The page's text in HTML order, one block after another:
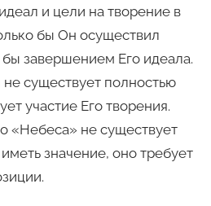
и цели на творение в
бы Он осуществил
завершением Его идеала.
существует полностью
участие Его творения.
«Небеса» не существует
значение, оно требует